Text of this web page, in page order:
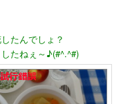
たんでしょ？
たねぇ～♪(#^.^#)